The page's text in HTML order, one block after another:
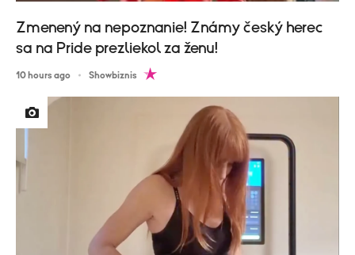
Zmenený na nepoznanie! Známy český herec
sa na Pride prezliekol za ženu!
10 hours ago Showbiznis